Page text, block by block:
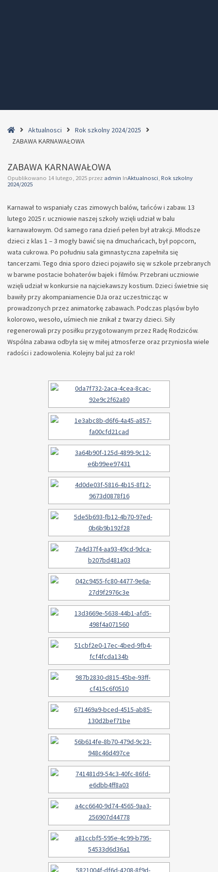
HomeAktualnosci
Rok szkolny 2024/2025
ZABAWA KARNAWAŁOWA
ZABAWA KARNAWAŁOWA
Opublikowano 14 lutego, 2025 przez admin InAktualnosci, Rok szkolny
2024/2025
Karnawał to wspaniały czas zimowych balów, tańców i zabaw. 13
lutego 2025 r. uczniowie naszej szkoły wzięli udział w balu
karnawałowym. Od samego rana dzień pełen był atrakcji. Młodsze
dzieci z klas 1 – 3 mogły bawić się na dmuchańcach, był popcorn,
wata cukrowa. Po południu sala gimnastyczna zapełniła się
tancerzami. Tego dnia sporo dzieci pojawiło się w szkole przebranych
w barwne postacie bohaterów bajek i filmów. Przebrani uczniowie
wzięli udział w konkursie na najciekawszy kostium. Dzieci świetnie się
bawiły przy akompaniamencie DJa oraz uczestnicząc w
prowadzonych przez animatorkę zabawach. Podczas pląsów było
kolorowo, wesoło, uśmiech nie znikał z twarzy dzieci. Siły
regenerowali przy posiłku przygotowanym przez Radę Rodziców.
Wspólna zabawa odbyła się w miłej atmosferze oraz przyniosła wiele
radości i zadowolenia. Kolejny bal już za rok!